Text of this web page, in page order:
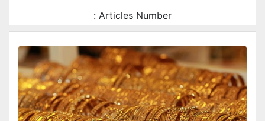
Articles Number :